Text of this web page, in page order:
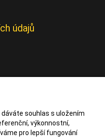
údajů
souhlas s uložením
výkonnostní,
pro lepší fungování